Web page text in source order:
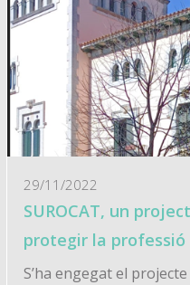
29/11/2022
SUROCAT, un
protegir la professió
S’ha engegat el